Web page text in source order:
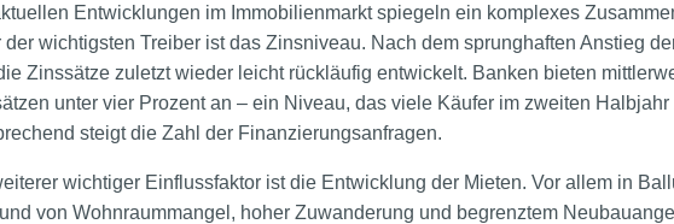
Entwicklungen im Immobilienmarkt spiegeln ein komplexes
der wichtigsten Treiber ist das Zinsniveau. Nach dem sprunghaften Anstieg
Zinssätze zuletzt wieder leicht rückläufig entwickelt. Banken bieten
unter vier Prozent an – ein Niveau, das viele Käufer im zweiten
steigt die Zahl der Finanzierungsanfragen.
wichtiger Einflussfaktor ist die Entwicklung der Mieten. Vor allem in
von Wohnraummangel, hoher Zuwanderung und begrenztem